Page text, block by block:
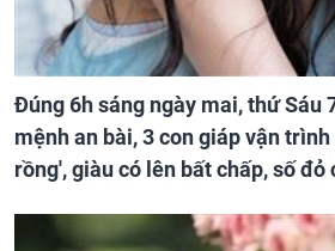
Đúng 6h sáng ngày mai, thứ Sáu
mệnh an bài, 3 con giáp vận
rồng', giàu có lên bất chấp, số đỏ